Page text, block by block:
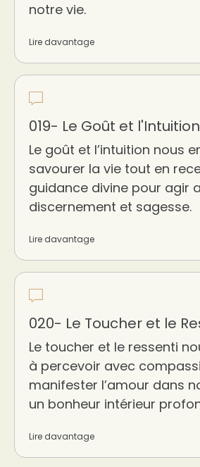
notre vie.
Lire davantage
019- Le Goût et l'Intuition
Le goût et l’intuition nous
savourer la vie tout en
guidance divine pour agir
discernement et sagesse.
Lire davantage
020- Le Toucher et le
Le toucher et le ressenti
à percevoir avec
manifester l’amour dans
un bonheur intérieur
Lire davantage